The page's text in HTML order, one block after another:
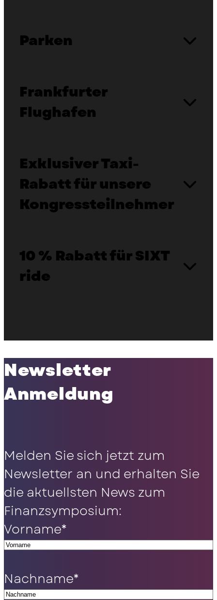
Parken
Frankfurter
Flughafen
Exklusiver Taxi-
Rabatt für unsere
Kongressteilnehmer
10 % Rabatt für SIXT
ride
Newsletter
Anmeldung
Melden Sie sich jetzt zum
Newsletter an und erhalten Sie
die aktuellsten News zum
Finanzsymposium:
Vorname*
Nachname*